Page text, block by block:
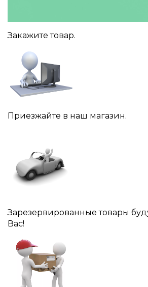
Закажите товар.
Приезжайте в наш магазин.
Зарезервированные товары
Вас!